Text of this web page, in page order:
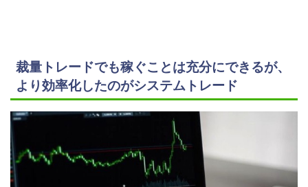
裁量トレードでも稼ぐことは充分にできるが、
より効率化したのがシステムトレード